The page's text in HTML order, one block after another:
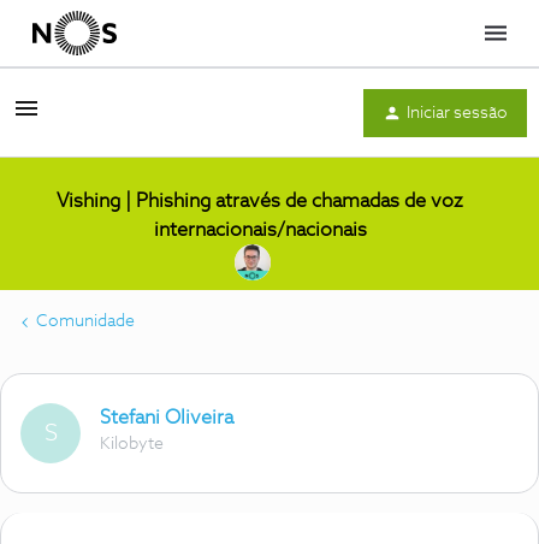
Menu
Iniciar sessão
Vishing | Phishing através de chamadas de voz
internacionais/nacionais
Comunidade
S
Stefani Oliveira
Kilobyte